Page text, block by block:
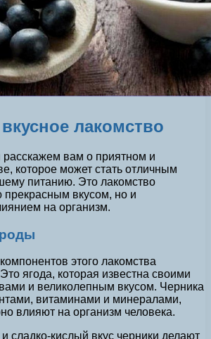
лакомство
вам о приятном и
которое может стать отличным
питанию. Это лакомство
прекрасным вкусом, но и
на организм.
этого лакомства
ягода, которая известна своими
и великолепным вкусом. Черника
витаминами и минералами,
влияют на организм человека.
сладко-кислый вкус черники делают